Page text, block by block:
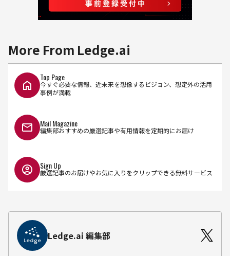
More From Ledge.ai
Top Page
今すぐ必要な情報、近未来を想像するビジョン、想定外の活用
事例が満載
Mail Magazine
編集部おすすめの厳選記事や有用情報を定期的にお届け
Sign Up
厳選記事のお届けやお気に入りをクリップできる無料サービス
Ledge.ai 編集部